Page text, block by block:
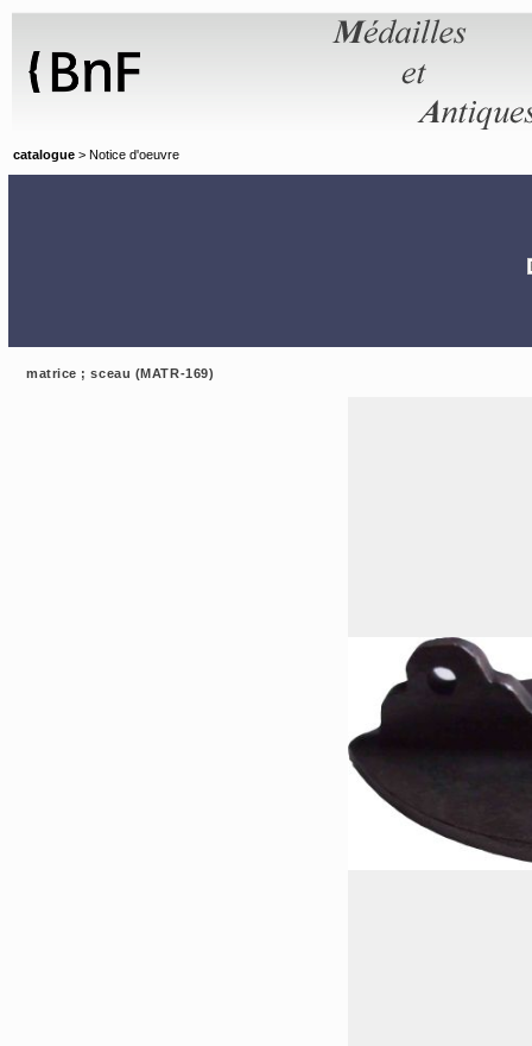
catalogue > Notice d'oeuvre
matrice ; sceau (MATR-169)